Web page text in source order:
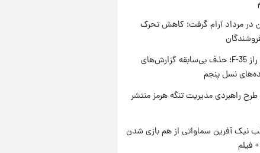
در مرداد آرام گرفت؛ کاهش تحرک
پنتاگون و راز F-35؛ حذف بی‌سابقه گزارش‌های
نسل پنجم
طرح راهبردی مدیریت تنگه هرمز منتشر
نیک آفرین سماواتی از هم بازی شدن
فیلم